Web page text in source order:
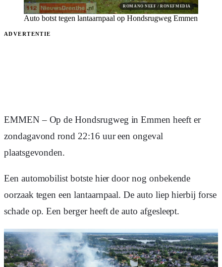
ROMANO NEEF / RONEFMEDIA
Auto botst tegen lantaarnpaal op Hondsrugweg Emmen
ADVERTENTIE
EMMEN – Op de Hondsrugweg in Emmen heeft er
zondagavond rond 22:16 uur een ongeval
plaatsgevonden.
Een automobilist botste hier door nog onbekende
oorzaak tegen een lantaarnpaal. De auto liep hierbij forse
schade op. Een berger heeft de auto afgesleept.